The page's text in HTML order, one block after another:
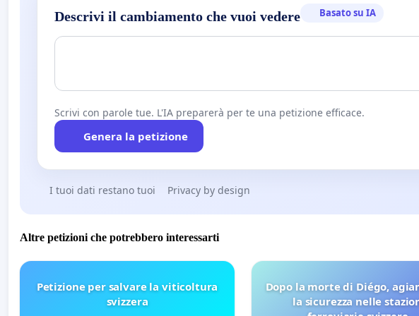
Descrivi il cambiamento che vuoi vedere Basato su IA
Scrivi con parole tue. L'IA preparerà per te una petizione efficace.
Genera la petizione
I tuoi dati restano tuoi Privacy by design
Altre petizioni che potrebbero interessarti
Petizione per salvare la viticoltura
svizzera
Dopo la morte di Diégo,
la sicurezza nelle